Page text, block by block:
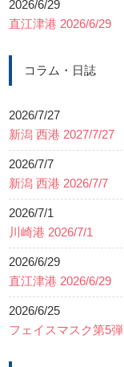
2026/6/29
直江津港 2026/6/29
コラム・日誌
2026/7/27
新潟 西港 2027/7/27
2026/7/7
新潟 西港 2026/7/7
2026/7/1
川崎港 2026/7/1
2026/6/29
直江津港 2026/6/29
2026/6/25
フェイスマスク第5弾